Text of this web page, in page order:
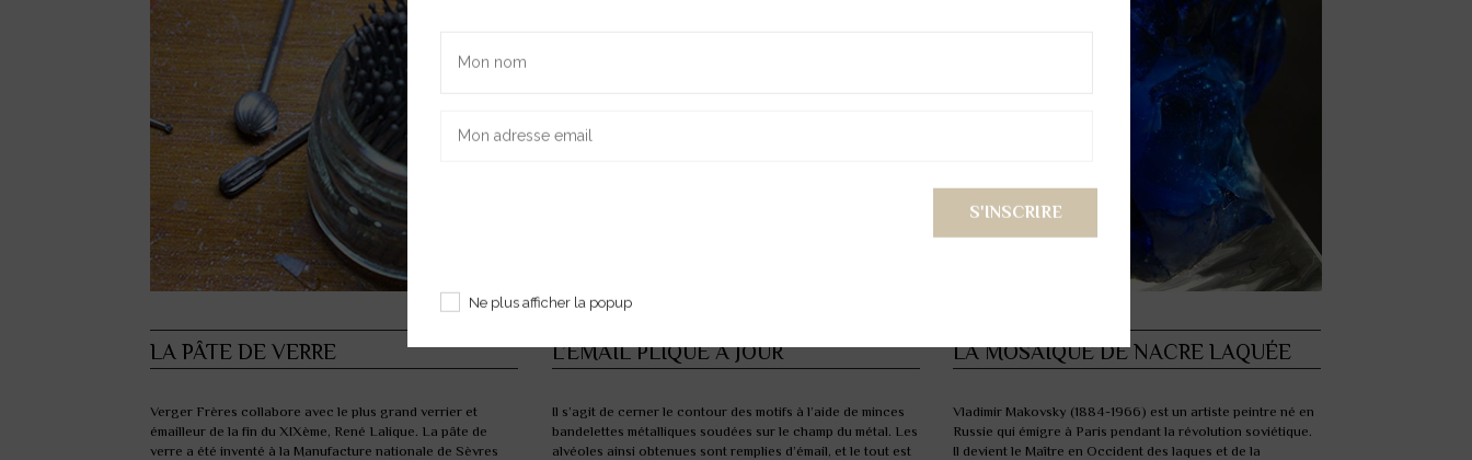
LA PÂTE DE VERRE
Verger Frères collabore avec le plus grand verrier et
émailleur de la fin du XIXème, René Lalique. La pâte de
verre a été inventé à la Manufacture nationale de Sèvres
L’ÉMAIL PLIQUE À JOUR
Il s’agit de cerner le contour des motifs à l’aide de minces
bandelettes métalliques soudées sur le champ du métal. Les
alvéoles ainsi obtenues sont remplies d’émail, et le tout est
LA MOSAIQUE DE NACRE LAQUÉE
Vladimir Makovsky (1884-1966) est un artiste peintre né en
Russie qui émigre à Paris pendant la révolution soviétique.
Il devient le Maître en Occident des laques et de la
Ne plus afficher la popup